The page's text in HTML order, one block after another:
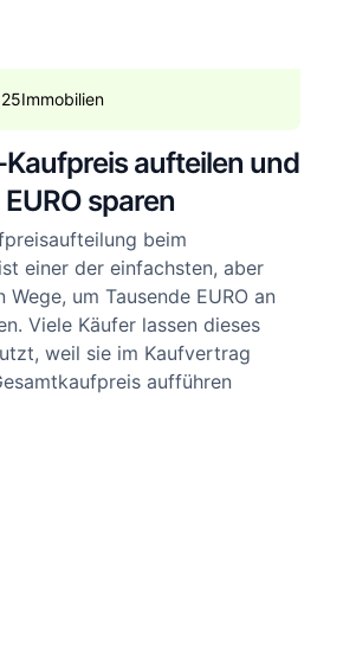
Immobilien
aufteilen und
sparen
beim
einer der einfachsten, aber
um Tausende EURO an
Viele Käufer lassen dieses
weil sie im Kaufvertrag
aufführen